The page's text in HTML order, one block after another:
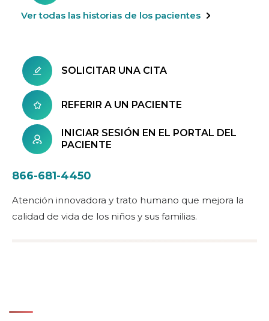
Ver todas las historias de los pacientes
SOLICITAR UNA CITA
REFERIR A UN PACIENTE
INICIAR SESIÓN EN EL PORTAL DEL
PACIENTE
866-681-4450
Atención innovadora y trato humano que mejora la
calidad de vida de los niños y sus familias.